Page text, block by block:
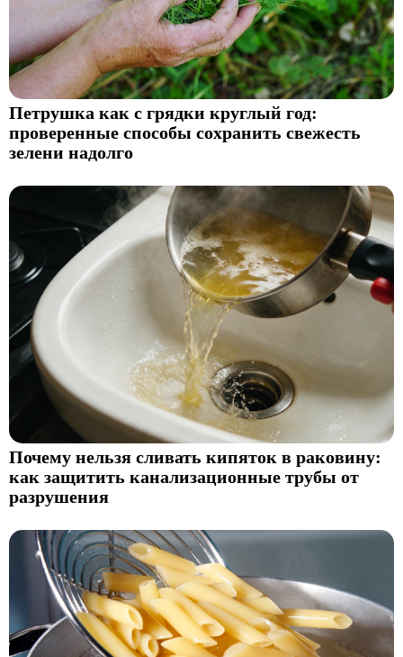
Петрушка как с грядки круглый год:
проверенные способы сохранить свежесть
зелени надолго
Почему нельзя сливать кипяток в раковину:
как защитить канализационные трубы от
разрушения